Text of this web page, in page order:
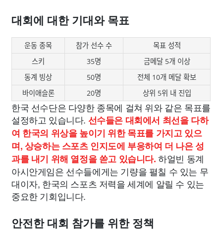
대회에 대한 기대와 목표
운동 종목 참가 선수 수
목표 성적
스키
35명
금메달 5개 이상
동계 빙상
50명
전체 10개 메달 확보
바이애슬론
20명 상위 5위 내 진입
한국 선수단은 다양한 종목에 걸쳐 위와 같은 목표를
설정하고 있습니다. 선수들은 대회에서 최선을 다하
여 한국의 위상을 높이기 위한 목표를 가지고 있으
며, 상승하는 스포츠 인지도에 부응하여 더 나은 성
과를 내기 위해 열정을 쏟고 있습니다.하얼빈 동계
아시안게임은 선수들에게는 기량을 펼칠 수 있는 무
대이자, 한국의 스포츠 저력을 세계에 알릴 수 있는
중요한 기회입니다.
안전한 대회 참가를 위한 정책